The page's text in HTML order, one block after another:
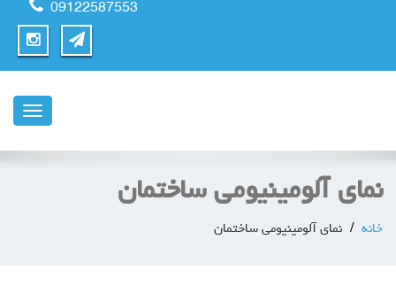
09122587553
ناوبری
نمای آلومینیومی ساختمان
خانه نمای آلومینیومی ساختمان